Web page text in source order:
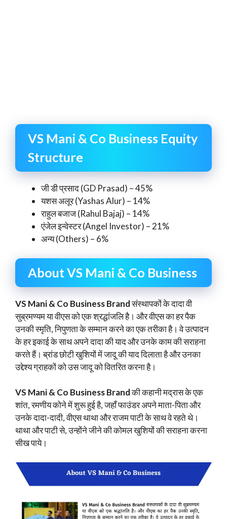
VS Mani & Co Business Equity
Structure
जी डी प्रसाद (GD Prasad) – 45%
यशस अलूर (Yashas Alur) – 14%
राहुल बजाज (Rahul Bajaj) – 14%
एंजेल इन्वेस्टर (Angel Investor) – 21%
अन्य (Others) – 6%
About VS Mani & Co Business
VS Mani & Co Business Brandसंस्थापकों के दादा वी
सुब्रमण्यम या वीएस को एक श्रद्धांजलि है। और वीएस का हर पैक
उनकी स्मृति, निपुणता के सम्मान करने का एक तरीका है। वे उत्पादन
के हर इकाई के साथ अपने दादा की याद और उनके काम की सराहना
करते हैं। ब्रांड छोटी खुशियों में जादू की याद दिलाता है और उनका
उद्देश्य ग्राहकों को उस जादू को वितरित करना है।
VS Mani & Co Business Brandकी कहानी मद्रास के एक
शांत, रमणीय कोने में शुरू हुई है, जहाँ फाउंडर अपने माता-पिता और
उनके दादा-दादी, वीएस थाथा और राजम पाटी के साथ वे रहते थे।
थाथा और पाटी से, उन्होंने जीने की कोमल खुशियों की सराहना करना
सीख पाये।